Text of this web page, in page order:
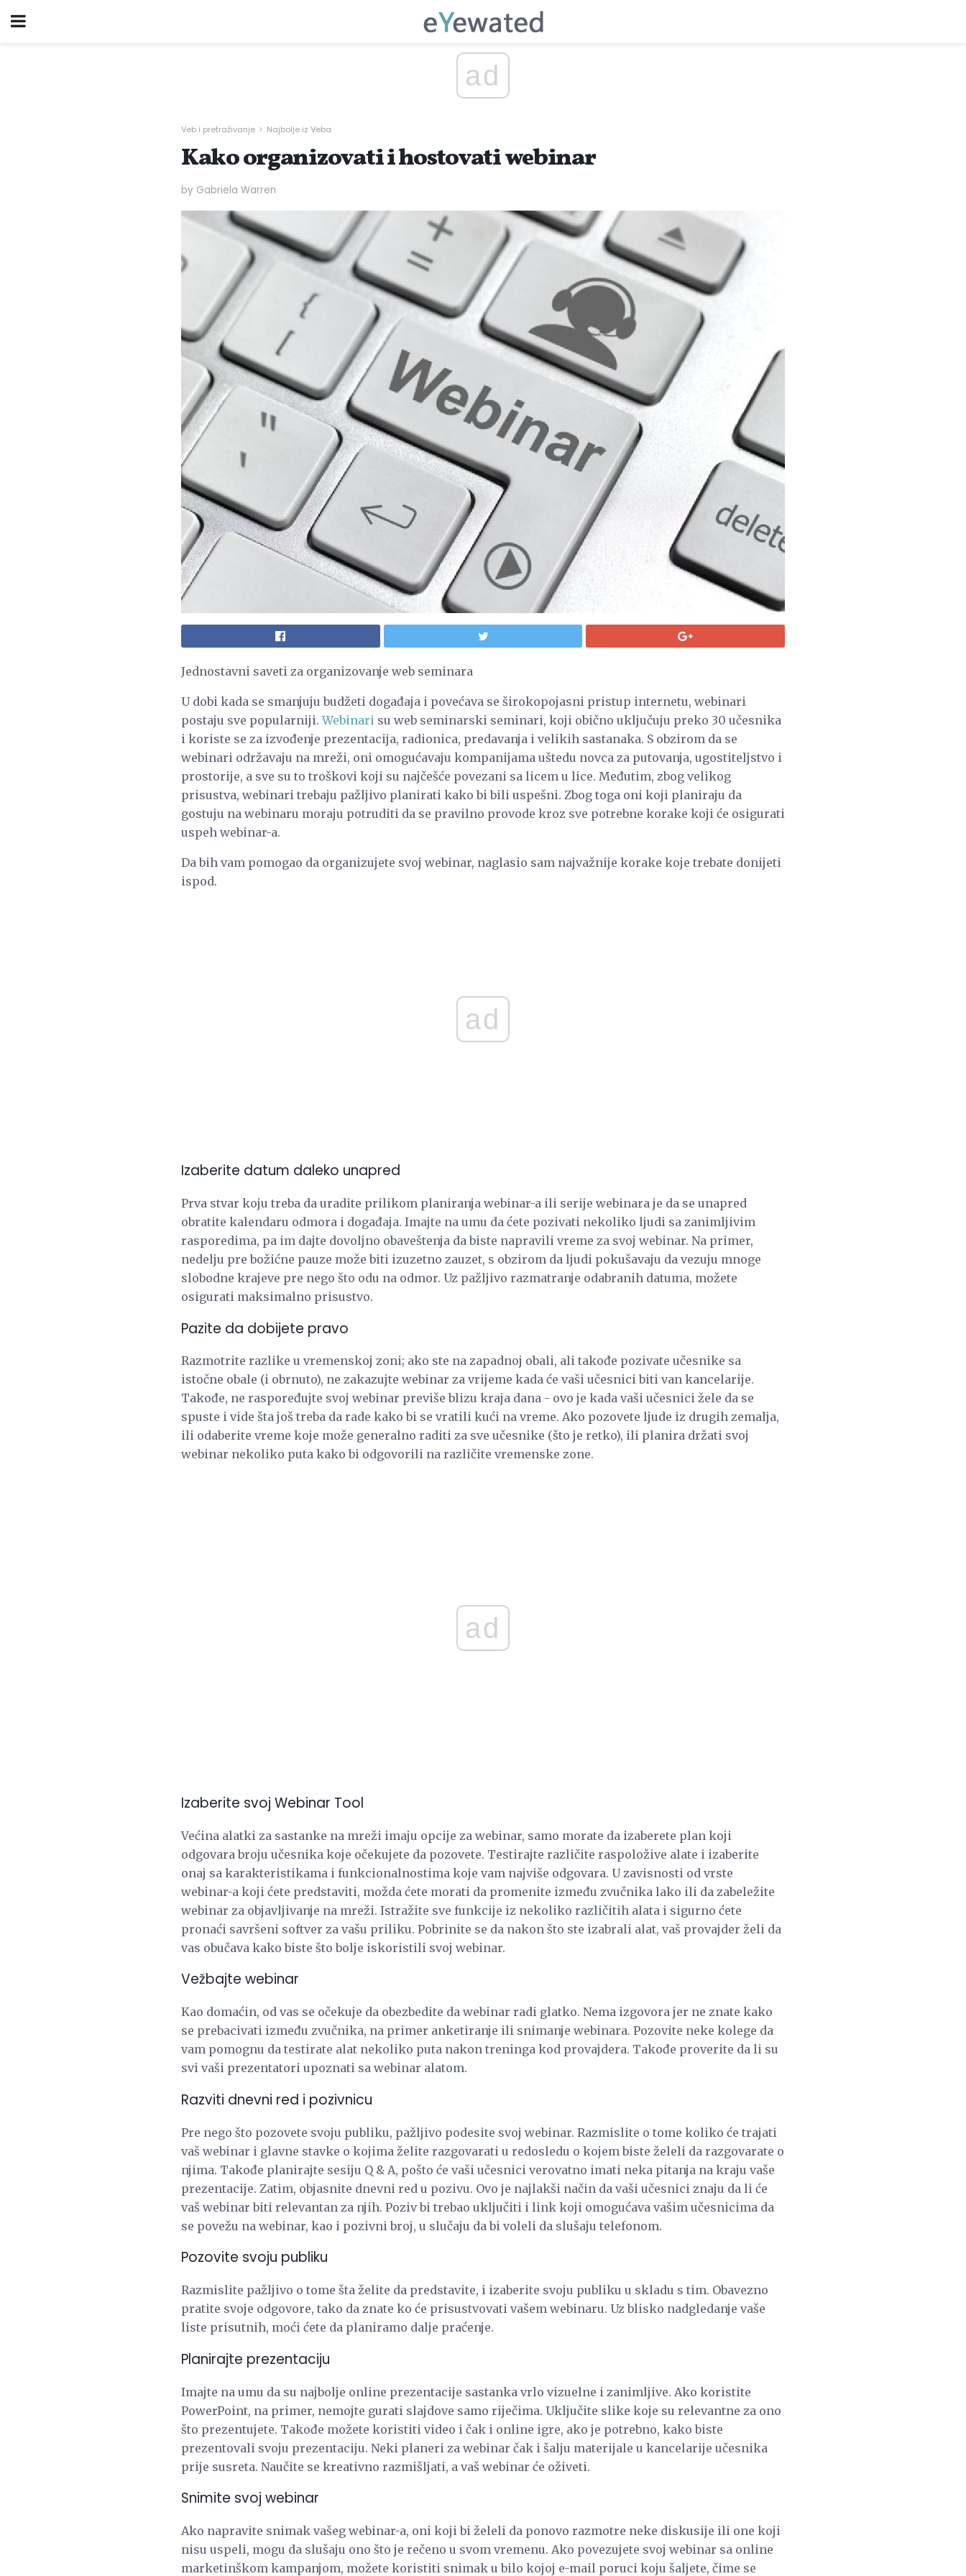
ad
Veb i pretraživanje Najbolje iz Veba
Kako organizovati i hostovati webinar
by Gabriela Warren
Jednostavni saveti za organizovanje web seminara
U dobi kada se smanjuju budžeti događaja i povećava se širokopojasni pristup internetu, webinari
postaju sve popularniji.Webinari su web seminarski seminari, koji obično uključuju preko 30 učesnika
i koriste se za izvođenje prezentacija, radionica, predavanja i velikih sastanaka. S obzirom da se
webinari održavaju na mreži, oni omogućavaju kompanijama uštedu novca za putovanja, ugostiteljstvo i
prostorije, a sve su to troškovi koji su najčešće povezani sa licem u lice. Međutim, zbog velikog
prisustva, webinari trebaju pažljivo planirati kako bi bili uspešni. Zbog toga oni koji planiraju da
gostuju na webinaru moraju potruditi da se pravilno provode kroz sve potrebne korake koji će osigurati
uspeh webinar-a.
Da bih vam pomogao da organizujete svoj webinar, naglasio sam najvažnije korake koje trebate donijeti
ispod.
ad
Izaberite datum daleko unapred
Prva stvar koju treba da uradite prilikom planiranja webinar-a ili serije webinara je da se unapred
obratite kalendaru odmora i događaja. Imajte na umu da ćete pozivati ​​nekoliko ljudi sa zanimljivim
rasporedima, pa im dajte dovoljno obaveštenja da biste napravili vreme za svoj webinar. Na primer,
nedelju pre božićne pauze može biti izuzetno zauzet, s obzirom da ljudi pokušavaju da vezuju mnoge
slobodne krajeve pre nego što odu na odmor. Uz pažljivo razmatranje odabranih datuma, možete
osigurati maksimalno prisustvo.
Pazite da dobijete pravo
Razmotrite razlike u vremenskoj zoni; ako ste na zapadnoj obali, ali takođe pozivate učesnike sa
istočne obale (i obrnuto), ne zakazujte webinar za vrijeme kada će vaši učesnici biti van kancelarije.
Takođe, ne raspoređujte svoj webinar previše blizu kraja dana - ovo je kada vaši učesnici žele da se
spuste i vide šta još treba da rade kako bi se vratili kući na vreme. Ako pozovete ljude iz drugih zemalja,
ili odaberite vreme koje može generalno raditi za sve učesnike (što je retko), ili planira držati svoj
webinar nekoliko puta kako bi odgovorili na različite vremenske zone.
ad
Izaberite svoj Webinar Tool
Većina alatki za sastanke na mreži imaju opcije za webinar, samo morate da izaberete plan koji
odgovara broju učesnika koje očekujete da pozovete. Testirajte različite raspoložive alate i izaberite
onaj sa karakteristikama i funkcionalnostima koje vam najviše odgovara. U zavisnosti od vrste
webinar-a koji ćete predstaviti, možda ćete morati da promenite između zvučnika lako ili da zabeležite
webinar za objavljivanje na mreži. Istražite sve funkcije iz nekoliko različitih alata i sigurno ćete
pronaći savršeni softver za vašu priliku. Pobrinite se da nakon što ste izabrali alat, vaš provajder želi da
vas obučava kako biste što bolje iskoristili svoj webinar.
Vežbajte webinar
Kao domaćin, od vas se očekuje da obezbedite da webinar radi glatko. Nema izgovora jer ne znate kako
se prebacivati ​​između zvučnika, na primer anketiranje ili snimanje webinara. Pozovite neke kolege da
vam pomognu da testirate alat nekoliko puta nakon treninga kod provajdera. Takođe proverite da li su
svi vaši prezentatori upoznati sa webinar alatom.
Razviti dnevni red i pozivnicu
Pre nego što pozovete svoju publiku, pažljivo podesite svoj webinar. Razmislite o tome koliko će trajati
vaš webinar i glavne stavke o kojima želite razgovarati u redosledu o kojem biste želeli da razgovarate o
njima. Takođe planirajte sesiju Q & A, pošto će vaši učesnici verovatno imati neka pitanja na kraju vaše
prezentacije. Zatim, objasnite dnevni red u pozivu. Ovo je najlakši način da vaši učesnici znaju da li će
vaš webinar biti relevantan za njih. Poziv bi trebao uključiti i link koji omogućava vašim učesnicima da
se povežu na webinar, kao i pozivni broj, u slučaju da bi voleli da slušaju telefonom.
Pozovite svoju publiku
Razmislite pažljivo o tome šta želite da predstavite, i izaberite svoju publiku u skladu s tim. Obavezno
pratite svoje odgovore, tako da znate ko će prisustvovati vašem webinaru. Uz blisko nadgledanje vaše
liste prisutnih, moći ćete da planiramo dalje praćenje.
Planirajte prezentaciju
Imajte na umu da su najbolje online prezentacije sastanka vrlo vizuelne i zanimljive. Ako koristite
PowerPoint, na primer, nemojte gurati slajdove samo riječima. Uključite slike koje su relevantne za ono
što prezentujete. Takođe možete koristiti video i čak i online igre, ako je potrebno, kako biste
prezentovali svoju prezentaciju. Neki planeri za webinar čak i šalju materijale u kancelarije učesnika
prije susreta. Naučite se kreativno razmišljati, a vaš webinar će oživeti.
Snimite svoj webinar
Ako napravite snimak vašeg webinar-a, oni koji bi želeli da ponovo razmotre neke diskusije ili one koji
nisu uspeli, mogu da slušaju ono što je rečeno u svom vremenu. Ako povezujete svoj webinar sa online
marketinškom kampanjom, možete koristiti snimak u bilo kojoj e-mail poruci koju šaljete, čime se